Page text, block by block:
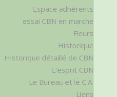
Espace adhérents
essai CBN en marche
Fleurs
Historique
Historique détaillé de CBN
L’esprit CBN
Le Bureau et le C.A.
Liens